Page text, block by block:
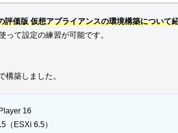
評価版 仮想アプライアンスの環境構築について
って設定の練習が可能です。
構築しました。
16
（ESXi 6.5）